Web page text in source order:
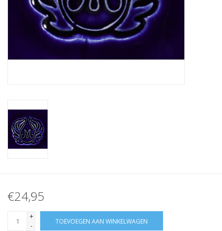
€24,95
+
-
TOEVOEGEN AAN WINKELWAGEN